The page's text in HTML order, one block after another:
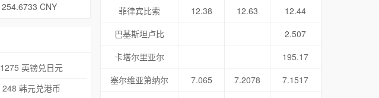
254.6733 CNY
1275 英镑兑日元
248 韩元兑港币
菲律宾比索
12.38 12.63
12.44
巴基斯坦卢比
2.507
卡塔尔里亚尔
195.17
塞尔维亚第纳尔
7.065 7.2078
7.1517